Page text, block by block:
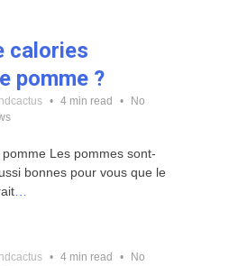
calories
pomme ?
4 min read
No
Les pommes sont-
bonnes pour vous que le
4 min read
No